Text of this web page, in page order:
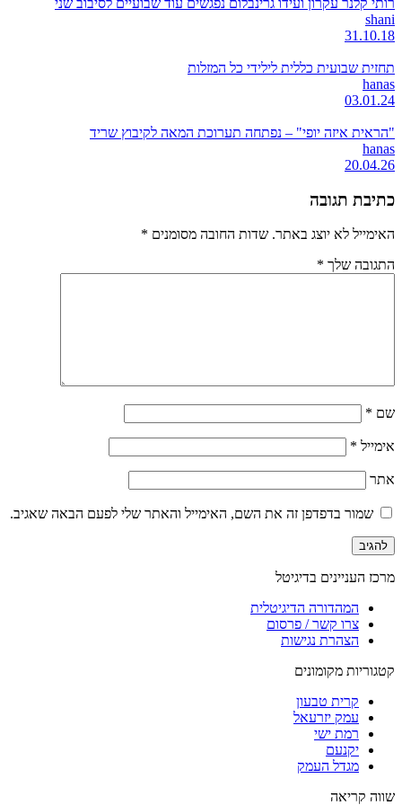
רותי קלנר עקרון ועידו גרינבלום נפגשים עוד שבועיים לסיבוב שני
shani
31.10.18
תחזית שבועית כללית לילידי כל המזלות
hanas
03.01.24
"הראית איזה יופי" – נפתחה תערוכת המאה לקיבוץ שריד
hanas
20.04.26
כתיבת תגובה
האימייל לא יוצג באתר. שדות החובה מסומנים *
התגובה שלך *
שם *
אימייל *
אתר
שמור בדפדפן זה את השם, האימייל והאתר שלי לפעם הבאה שאגיב.
מרכז העניינים בדיגיטל
המהדורה הדיגיטלית
צרו קשר / פרסום
הצהרת נגישות
קטגוריות מקומונים
קרית טבעון
עמק יזרעאל
רמת ישי
יקנעם
מגדל העמק
שווה קריאה